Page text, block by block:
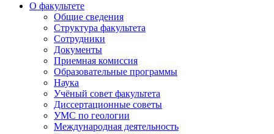
О факультете
Общие сведения
Структура факультета
Сотрудники
Документы
Приемная комиссия
Образовательные программы
Наука
Учёный совет факультета
Диссертационные советы
УМС по геологии
Международная деятельность